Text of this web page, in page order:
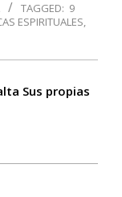
TAGGED: 9
ESPIRITUALES,
Sus propias